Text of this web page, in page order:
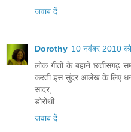
जवाब दें
Dorothy 10 नवंबर 2010
लोक गीतों के बहाने छत्तीसगढ़
करती इस सुंदर आलेख के लिए
सादर,
डोरोथी.
जवाब दें